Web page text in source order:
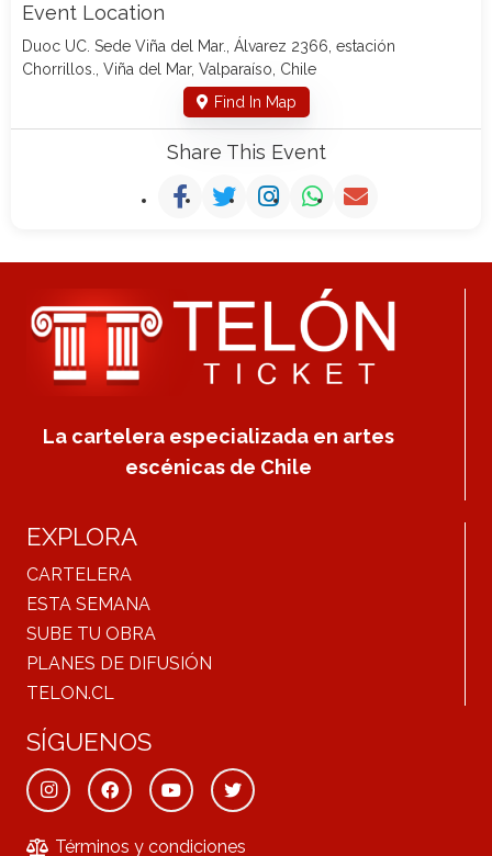
Event Location
Duoc UC. Sede Viña del Mar., Álvarez 2366, estación
Chorrillos., Viña del Mar, Valparaíso, Chile
Find In Map
Share This Event
La cartelera especializada en artes
escénicas de Chile
EXPLORA
CARTELERA
ESTA SEMANA
SUBE TU OBRA
PLANES DE DIFUSIÓN
TELON.CL
SÍGUENOS
Términos y condiciones